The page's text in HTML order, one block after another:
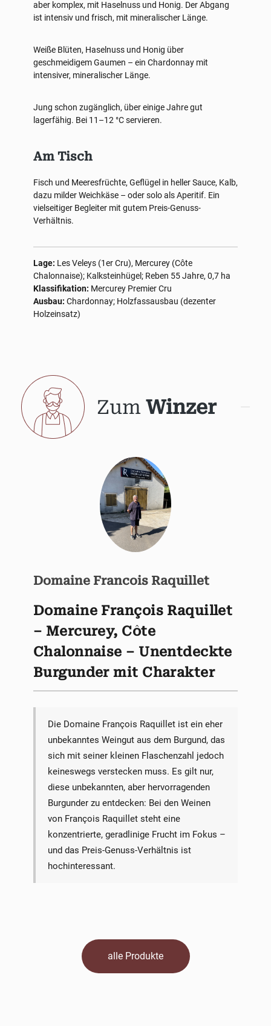
aber komplex, mit Haselnuss und Honig. Der Abgang
ist intensiv und frisch, mit mineralischer Länge.
Weiße Blüten, Haselnuss und Honig über
geschmeidigem Gaumen – ein Chardonnay mit
intensiver, mineralischer Länge.
Jung schon zugänglich, über einige Jahre gut
lagerfähig. Bei 11–12 °C servieren.
Am Tisch
Fisch und Meeresfrüchte, Geflügel in heller Sauce, Kalb,
dazu milder Weichkäse – oder solo als Aperitif. Ein
vielseitiger Begleiter mit gutem Preis-Genuss-
Verhältnis.
Lage: Les Veleys (1er Cru), Mercurey (Côte
Chalonnaise); Kalksteinhügel; Reben 55 Jahre, 0,7 ha
Klassifikation: Mercurey Premier Cru
Ausbau: Chardonnay; Holzfassausbau (dezenter
Holzeinsatz)
Zum Winzer
Domaine Francois Raquillet
Domaine François Raquillet
– Mercurey, Côte
Chalonnaise – Unentdeckte
Burgunder mit Charakter
Die Domaine François Raquillet ist ein eher
unbekanntes Weingut aus dem Burgund, das
sich mit seiner kleinen Flaschenzahl jedoch
keineswegs verstecken muss. Es gilt nur,
diese unbekannten, aber hervorragenden
Burgunder zu entdecken: Bei den Weinen
von François Raquillet steht eine
konzentrierte, geradlinige Frucht im Fokus –
und das Preis-Genuss-Verhältnis ist
hochinteressant.
alle Produkte